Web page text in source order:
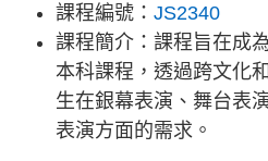
課程編號： JS2340
課程簡介：課程旨在成
本科課程，透過跨文化
生在銀幕表演、舞台表
表演方面的需求。